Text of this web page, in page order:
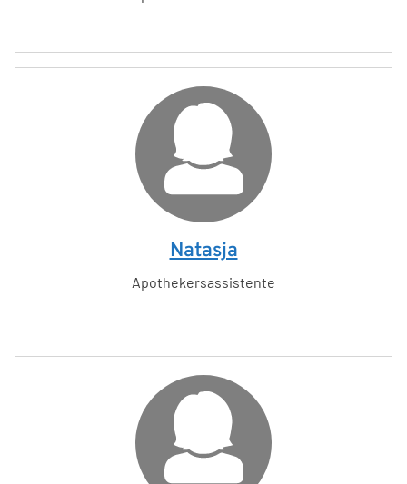
Natasja
Apothekersassistente